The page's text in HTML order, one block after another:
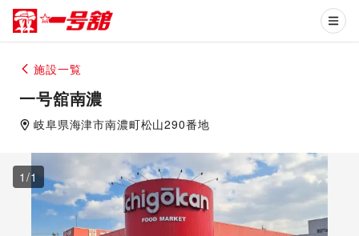
施設一覧
一号舘南濃
岐阜県海津市南濃町松山290番地
1 /1